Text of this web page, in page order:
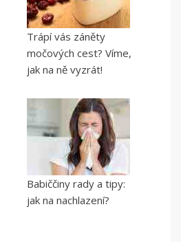
Trápí vás záněty
močových cest? Víme,
jak na ně vyzrát!
Babiččiny rady a tipy:
jak na nachlazení?